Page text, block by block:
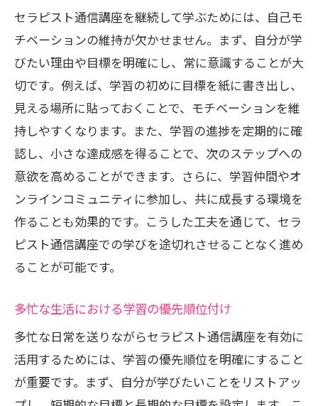
新しいアイデアを生むための学びの場
学びを通じて輝くキャリアを目指すセラピス
ト通信講座
自己成長を促す学習目標の設定
通信講座を通じて得られるキャリアの恩
恵
キャリアアップのためのポートフォリオ
作成法
成功するセラピストの習慣と思考法
業界リーダーから学ぶキャリア構築法
常に学び続ける姿勢を保つ方法
な一歩
新しい分野への挑戦と適応法
通信講座を通じた自己革新のステップ
セラピストの資格を活かしたビジネス展
セラピスト通信講座を継続して学ぶためには、自己モ
チベーションの維持が欠かせません。まず、自分が学
びたい理由や目標を明確にし、常に意識することが大
切です。例えば、学習の初めに目標を紙に書き出し、
見える場所に貼っておくことで、モチベーションを維
持しやすくなります。また、学習の進捗を定期的に確
認し、小さな達成感を得ることで、次のステップへの
意欲を高めることができます。さらに、学習仲間やオ
ンラインコミュニティに参加し、共に成長する環境を
作ることも効果的です。こうした工夫を通じて、セラ
ピスト通信講座での学びを途切れさせることなく進め
ることが可能です。
多忙な生活における学習の優先順位付け
多忙な日常を送りながらセラピスト通信講座を有効に
活用するためには、学習の優先順位を明確にすること
が重要です。まず、自分が学びたいことをリストアッ